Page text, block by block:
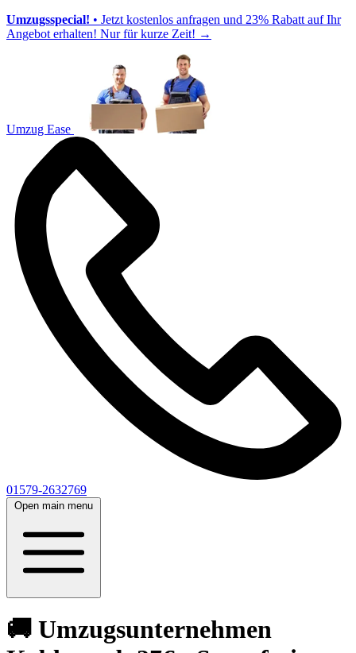
Umzugsspecial! • Jetzt kostenlos anfragen und 23% Rabatt auf Ihr
Angebot erhalten! Nur für kurze Zeit! →
Umzug Ease
01579-2632769
Open main menu
🚚 Umzugsunternehmen